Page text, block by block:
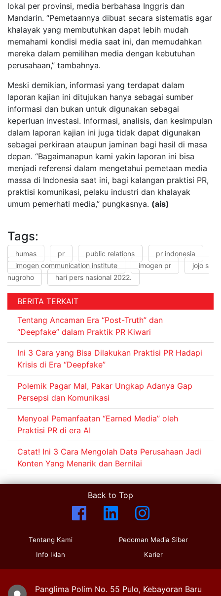
lokal per provinsi, media berbahasa Inggris dan
Mandarin. “Pemetaannya dibuat secara sistematis agar
khalayak yang membutuhkan dapat lebih mudah
memahami kondisi media saat ini, dan memudahkan
mereka dalam pemilihan media dengan kebutuhan
perusahaan,” tambahnya.
Meski demikian, informasi yang terdapat dalam
laporan kajian ini ditujukan hanya sebagai sumber
informasi dan bukan untuk digunakan sebagai
keperluan investasi. Informasi, analisis, dan kesimpulan
dalam laporan kajian ini juga tidak dapat digunakan
sebagai perkiraan ataupun jaminan bagi hasil di masa
depan. “Bagaimanapun kami yakin laporan ini bisa
menjadi referensi dalam mengetahui pemetaan media
massa di Indonesia saat ini, bagi kalangan praktisi PR,
praktisi komunikasi, pelaku industri dan khalayak
umum pemerhati media,” pungkasnya. (ais)
Tags:
humas pr public relations
pr indonesia
imogen communication institute
imogen pr
jojo s
nugroho
hari pers nasional 2022.
BERITA TERKAIT
Tentang Ancaman Era “Post-Truth” dan
“Deepfake” dalam Praktik PR Kiwari
Ini 3 Cara yang Bisa Dilakukan Praktisi PR Hadapi
Krisis di Era “Deepfake”
Polemik Pagar Mal, Pakar Ungkap Adanya Gap
Persepsi dan Komunikasi
Menyoal Pemanfaatan “Earned Media” oleh
Praktisi PR di era AI
Catat! Ini 3 Cara Mengolah Data Perusahaan Jadi
Konten Yang Menarik dan Bernilai
Back to Top
Tentang Kami
Info Iklan
Pedoman Media Siber
Karier
Panglima Polim No. 55 Pulo, Kebayoran Baru